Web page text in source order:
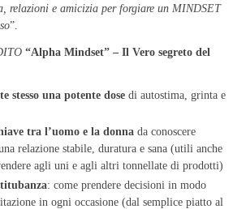
relazioni e amicizia per forgiare un MINDSET
”.
“Alpha Mindset” – Il Vero segreto del
stesso una potente dose di autostima, grinta e
tra l’uomo e la donna da conoscere
relazione stabile, duratura e sana (utili anche
agli uni e agli altri tonnellate di prodotti)
: come prendere decisioni in modo
in ogni occasione (dal semplice piatto al